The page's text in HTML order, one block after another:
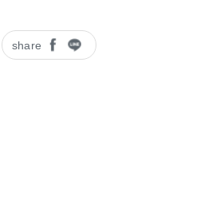
share